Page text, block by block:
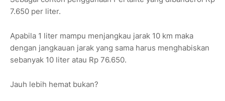
7.650 per liter.
Apabila 1 liter mampu menjangkau jarak 10 km maka
dengan jangkauan jarak yang sama harus menghabiskan
sebanyak 10 liter atau Rp 76.650.
Jauh lebih hemat bukan?